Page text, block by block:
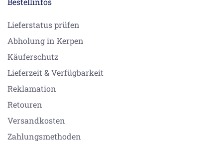
Lieferstatus prüfen
Abholung in Kerpen
Käuferschutz
Lieferzeit & Verfügbarkeit
Reklamation
Retouren
Versandkosten
Zahlungsmethoden